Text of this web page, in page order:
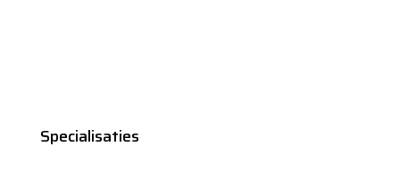
Specialisaties